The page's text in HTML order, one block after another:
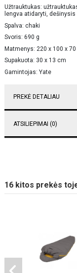
Užtrauktukas:
lengva atidaryti,
Spalva: chaki
Svoris: 690 g
Matmenys: 220 x 100 x
Supakuota: 30 x 13 cm
Gamintojas: Yate
PREKĖ DETALIAU
ATSILIEPIMAI (0)
16 kitos prekės